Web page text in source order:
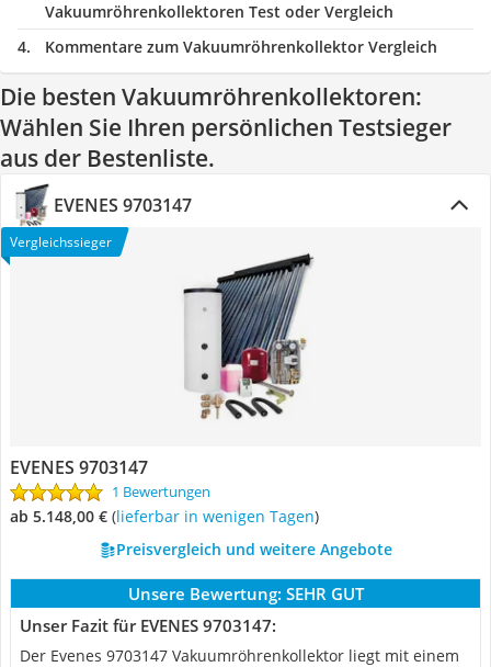
Vakuumröhrenkollektoren Test oder Vergleich
Kommentare zum Vakuumröhrenkollektor Vergleich
Die besten Vakuumröhrenkollektoren:
Wählen Sie Ihren persönlichen Testsieger
aus der Bestenliste.
EVENES 9703147
Vergleichssieger
EVENES 9703147
1 Bewertungen
ab 5.148,00 € ( Lieferbar in wenigen Tagen)
Preisvergleich und weitere Angebote
Unsere Bewertung: SEHR GUT
Unser Fazit für EVENES 9703147:
Der Evenes 9703147 Vakuumröhrenkollektor liegt mit einem